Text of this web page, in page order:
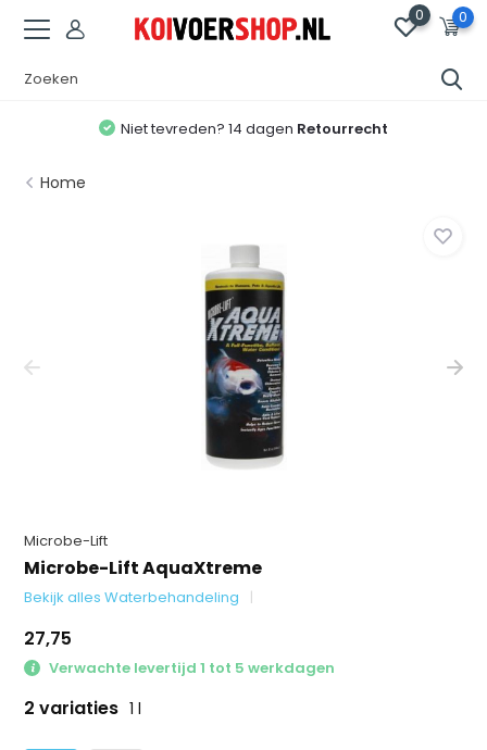
0 0
Niet tevreden? 14 dagen Retourrecht
Home
Microbe-Lift
Microbe-Lift AquaXtreme
Bekijk alles Waterbehandeling
27,75
Verwachte levertijd 1 tot 5 werkdagen
2 variaties 1 l